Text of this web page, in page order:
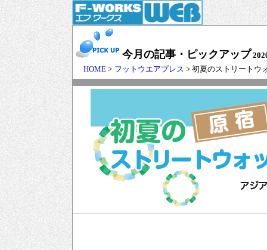
今月の記事・ピックアップ
HOME > フットウエアプレス > 初夏のストリートウ